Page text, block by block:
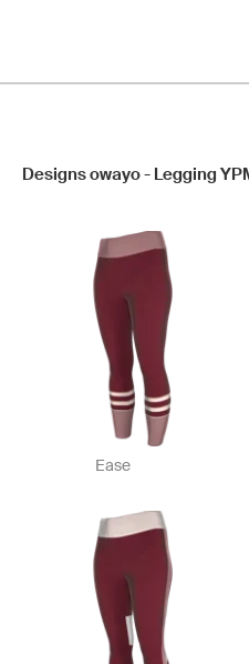
Designs owayo - Legging
Ease